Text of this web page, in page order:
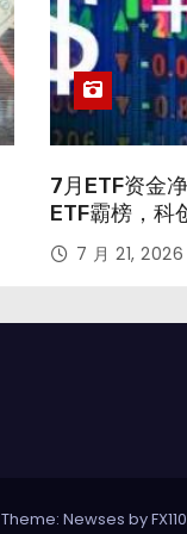
7月ETF资金
ETF霸榜，科
亿 7 月 21, 2026
Theme: Newses byFX110